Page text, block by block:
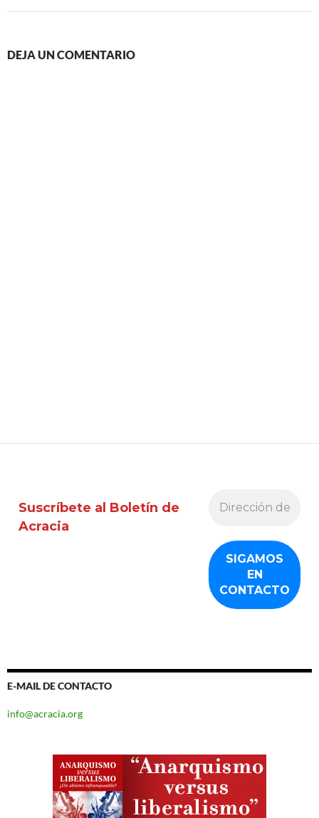
DEJA UN COMENTARIO
Suscríbete al Boletín de
Acracia
E-MAIL DE CONTACTO
info@acracia.org